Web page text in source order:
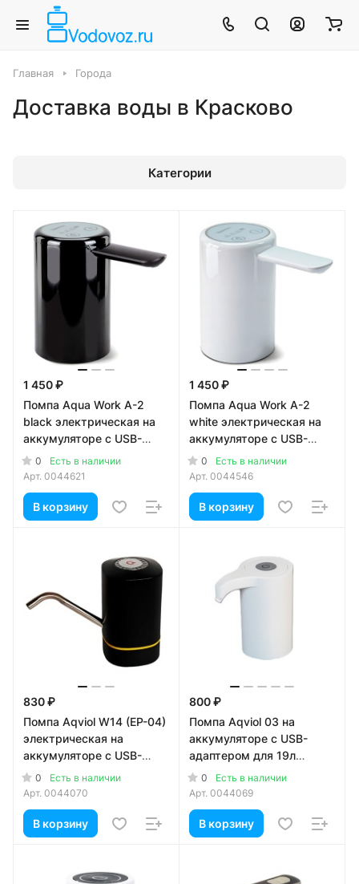
Главная Города
Доставка воды в Красково
Категории
1 450 ₽
Помпа Aqua Work A-2
black электрическая на
аккумуляторе с USB-
адаптером для 19л
бутылей (в коробке)
0
Есть в наличии
Арт. 0044621
В корзину
1 450 ₽
Помпа Aqua Work A-2
white электрическая на
аккумуляторе с USB-
адаптером для 19л
бутылей (в коробке)
0
Есть в наличии
Арт. 0044546
В корзину
830 ₽
Помпа Aqviol W14 (EP-04)
электрическая на
аккумуляторе с USB-
адаптером для 19л
бутылей, черная
0
Есть в наличии
Арт. 0044070
В корзину
800 ₽
Помпа Aqviol 03 на
аккумуляторе с USB-
адаптером для 19л
бутылей, белая
0
Есть в наличии
Арт. 0044069
В корзину